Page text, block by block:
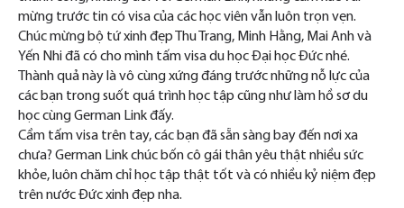
mừng trước tin có visa của các học viên vẫn luôn trọn vẹn.
Chúc mừng bộ tứ xinh đẹp Thu Trang, Minh Hằng, Mai Anh và
Yến Nhi đã có cho mình tấm visa du học Đại học Đức nhé.
Thành quả này là vô cùng xứng đáng trước những nỗ lực của
các bạn trong suốt quá trình học tập cũng như làm hồ sơ du
học cùng German Link đấy.
Cầm tấm visa trên tay, các bạn đã sẵn sàng bay đến nơi xa
chưa? German Link chúc bốn cô gái thân yêu thật nhiều sức
khỏe, luôn chăm chỉ học tập thật tốt và có nhiều kỷ niệm đẹp
trên nước Đức xinh đẹp nha.